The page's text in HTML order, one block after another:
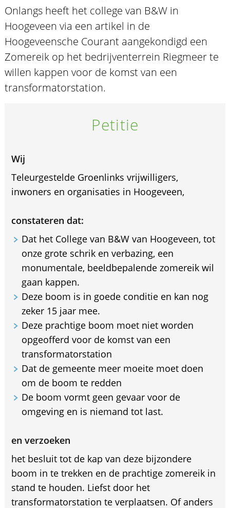
Onlangs heeft het college van B&W in
Hoogeveen via een artikel in de
Hoogeveensche Courant aangekondigd een
Zomereik op het bedrijventerrein Riegmeer te
willen kappen voor de komst van een
transformatorstation.
Petitie
Wij
Teleurgestelde Groenlinks vrijwilligers,
inwoners en organisaties in Hoogeveen,
constateren dat:
Dat het College van B&W van Hoogeveen, tot
onze grote schrik en verbazing, een
monumentale, beeldbepalende zomereik wil
gaan kappen.
Deze boom is in goede conditie en kan nog
zeker 15 jaar mee.
Deze prachtige boom moet niet worden
opgeofferd voor de komst van een
transformatorstation
Dat de gemeente meer moeite moet doen
om de boom te redden
De boom vormt geen gevaar voor de
omgeving en is niemand tot last.
en verzoeken
het besluit tot de kap van deze bijzondere
boom in te trekken en de prachtige zomereik in
stand te houden. Liefst door het
transformatorstation te verplaatsen. Of anders